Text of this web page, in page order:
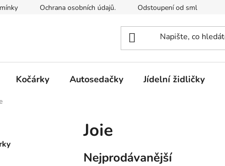
Ochrana osobních údajů. Odstoupení od smlouvy
Kočárky Autosedačky Jídelní židličky
Joie
Nejprodávanější